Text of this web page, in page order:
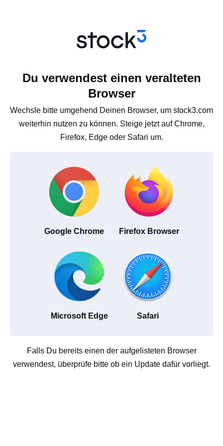
Du verwendest einen veralteten
Browser
Wechsle bitte umgehend Deinen Browser, um stock3.com
weiterhin nutzen zu können. Steige jetzt auf Chrome,
Firefox, Edge oder Safari um.
Google Chrome Firefox Browser
Microsoft Edge Safari
Falls Du bereits einen der aufgelisteten Browser
verwendest, überprüfe bitte ob ein Update dafür vorliegt.